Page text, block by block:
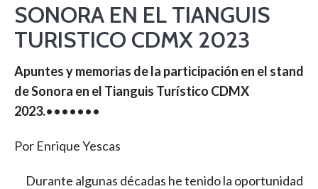
SONORA EN EL TIANGUIS
TURISTICO CDMX 2023
Apuntes y memorias de la participación en el stand
de Sonora en el Tianguis Turístico CDMX
2023.•••••••
Por Enrique Yescas
Durante algunas décadas he tenido la oportunidad